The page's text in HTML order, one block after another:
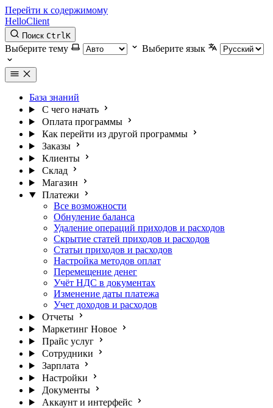
Перейти к содержимому
HelloClient
Поиск CtrlK
Выберите тему Выберите язык
База знаний
С чего начать
Оплата программы
Как перейти из другой программы
Заказы
Клиенты
Склад
Магазин
Платежи
Все возможности
Обнуление баланса
Удаление операций приходов и расходов
Скрытие статей приходов и расходов
Статьи приходов и расходов
Настройка методов оплат
Перемещение денег
Учёт НДС в документах
Изменение даты платежа
Учет доходов и расходов
Отчеты
Маркетинг Новое
Прайс услуг
Сотрудники
Зарплата
Настройки
Документы
Аккаунт и интерфейс